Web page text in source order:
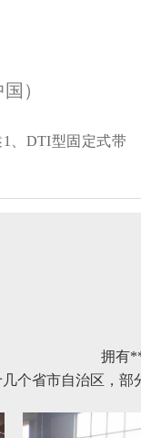
）
、DTI型固定式带
拥有
个省市自治区，